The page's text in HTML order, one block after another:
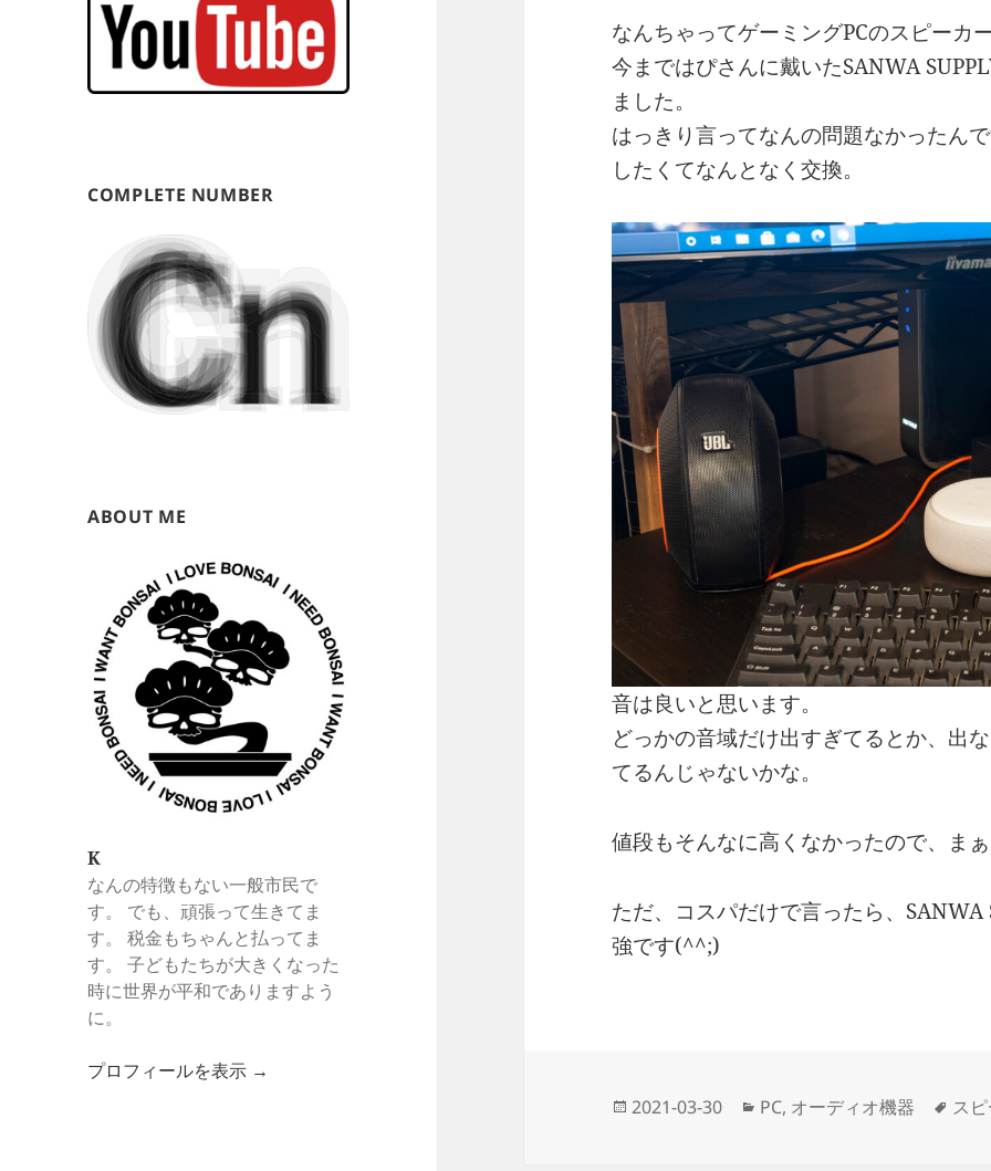
COMPLETE NUMBER
ABOUT ME
K
なんの特徴もない一般市民で
す。 でも、頑張って生きてま
す。 税金もちゃんと払ってま
す。 子どもたちが大きくなった
時に世界が平和でありますよう
に。
プロフィールを表示 →
なんちゃってゲーミングPCのスピーカ
今まではぴさんに戴いたSANWA
ました。
はっきり言ってなんの問題なかったん
したくてなんとなく交換。
音は良いと思います。
どっかの音域だけ出すぎてるとか、出
てるんじゃないかな。
値段もそんなに高くなかったので、ま
ただ、コスパだけで言ったら、
強です(^^;)
投
2021-03-30
カ
PC, オーディオ機器
タ
ス